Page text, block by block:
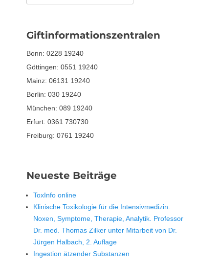
nach:
Giftinformationszentralen
Bonn: 0228 19240
Göttingen: 0551 19240
Mainz: 06131 19240
Berlin: 030 19240
München: 089 19240
Erfurt: 0361 730730
Freiburg: 0761 19240
Neueste Beiträge
ToxInfo online
Klinische Toxikologie für die Intensivmedizin:
Noxen, Symptome, Therapie, Analytik. Professor
Dr. med. Thomas Zilker unter Mitarbeit von Dr.
Jürgen Halbach, 2. Auflage
Ingestion ätzender Substanzen